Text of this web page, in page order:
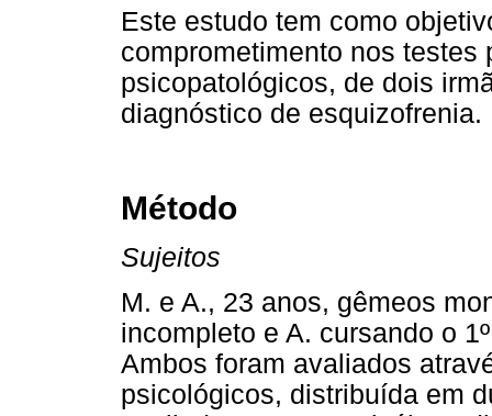
Este estudo tem como
comprometimento nos
psicopatológicos, de dois
diagnóstico de esquizofrenia.
Método
Sujeitos
M. e A., 23 anos, gêmeos
incompleto e A. cursando o
Ambos foram avaliados
psicológicos, distribuída em